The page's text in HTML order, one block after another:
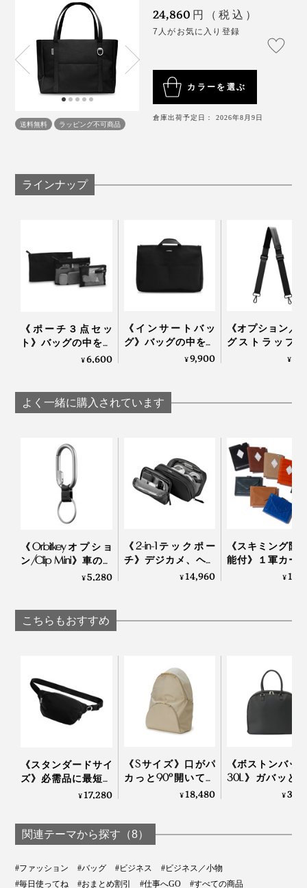
横にしても中身がこぼれない
上部には、ファスナーつきのカバー。閉じれば、電車の
こぼれません。持ち歩く際、セキュリティー的にも安心
口を開けたままにしておきたいときは、カバー内側に折
鍵やイヤホン、フリスクケース、モバイルファンなどを
取り付けられる、ブランドオリジナルの金具つき。便利
ッグストラップ」。肩部分にパッドが入っており、トー
トバッグと同じ色で揃います。
詳しくはこちら＞
「キーホルダー クリップミニ」
厚みのある車のカギや電子キーも収納できる、カラビナ
けられます。
詳しくはこちら＞
あなたの毎日にフィットするバッグシステムを構築して
ェアオフィスで仕事をすることもあるのですが、バッグ
の中から必要なものを出すのも面倒。
「インサートバッグ」はテーブルの上に自立させて、自
分専用のミニキャビネットのように使えるし、離席する
時は「インサートバッグ」だけを持ち運べばOK。シェ
アオフィスでの仕事のしやすさが格段にアップしまし
た！
送料無料 ラッピング不可商品
24,860 円（税込）
7人がお気に入り登録
カラーを選ぶ
倉庫出荷予定日： 2026年8月9日
ラインナップ
《ポーチ３点セッ
ト》バッグの中をス
マートに整えるポー
¥6,600
《インサートバッ
グ》バッグの中をス
マートに整えるイン
¥9,900
《オプション／
グストラッ
Orbitkeyトートバ
¥
よく一緒に購入されています
《Orbitkeyオプショ
ン/Clip Mini》車のカ
ギや電子キーをスマ
ーリング|Orbitkey
¥5,280
《2-in-1テックポー
チ》デジカメ、ヘッ
ドホン、電源アダプ
¥14,960
《スキミング防
能付》１軍カー
直アクセス、
¥
こちらもおすすめ
《スタンダードサイ
ズ》必需品に最短ア
クセス、誰でも整理
Orbitkey
¥17,280
《Sサイズ》口がパ
カっと90°開いて、
荷物が見える、出し
mayumasa
¥18,480
《ボストンバッ
30L》ガバッと
て、小旅行や出
まれたビーガン
¥
関連テーマから探す（8）
#ファッション #バッグ #ビジネス
#ビジネス／小物
#毎日使ってね
#おまとめ割引 #仕事へGO #すべての商品